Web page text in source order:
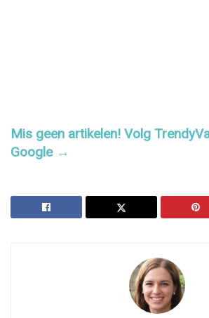
Mis geen artikelen! Volg
Google →